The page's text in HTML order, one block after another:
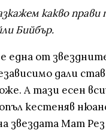
какво
Бийбър.
една от
дали
А тази есен
кестеняв
звездата Мат